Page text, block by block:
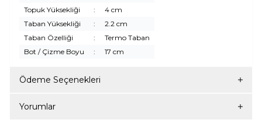
Topuk Yüksekliği
:
4 cm
Taban Yüksekliği
:
2.2 cm
Taban Özelliği
:
Termo Taban
Bot / Çizme Boyu
: 17 cm
Ödeme Seçenekleri
Yorumlar